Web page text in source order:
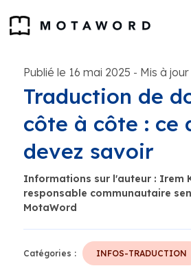
Publié le 16 mai 2025 - Mis à
Traduction de
côte à côte : ce
devez savoir
Informations sur l'auteur : Irem
responsable communautaire
MotaWord
Catégories : INFOS-TRADUCTION